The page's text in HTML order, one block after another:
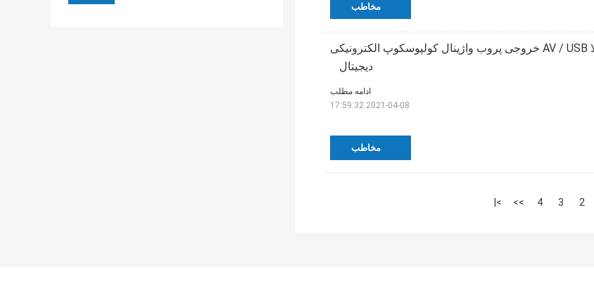
مخاطب
صفحه نمایش با وضوح بالا AV / USB خروجی پروب واژینال کولپوسکوپ الکترونیکی
دیجیتال
مخاطب
ادامه مطلب
2021-04-08 17:59:32
2
3
4
>>
>|